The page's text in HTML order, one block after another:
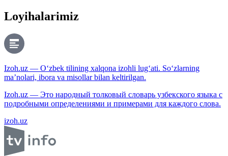
Loyihalarimiz
Izoh.uz — O‘zbek tilining xalqona izohli lug‘ati. So‘zlarning
ma’nolari, ibora va misollar bilan keltirilgan.
Izoh.uz — Это народный толковый словарь узбекского языка с
подробными определениями и примерами для каждого слова.
izoh.uz